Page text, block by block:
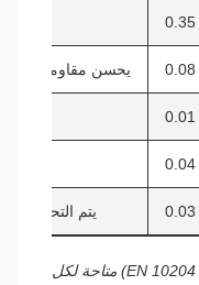
يحسن مقاومة
يتم التحكم
شهادات اختبار المطحنة الفعلية (EN 10204 3.1) متاحة لكل